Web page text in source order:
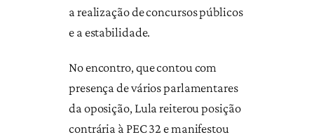
a realização de concursos públicos
e a estabilidade.
No encontro, que contou com
presença de vários parlamentares
da oposição, Lula reiterou posição
contrária à PEC 32 e manifestou